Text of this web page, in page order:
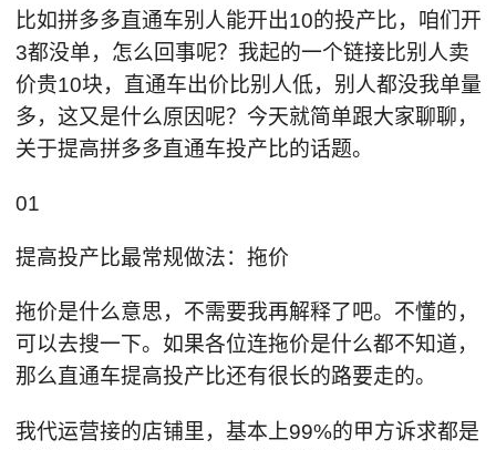
比如拼多多直通车别人能开出10的投产比，咱们开
3都没单，怎么回事呢？我起的一个链接比别人卖
价贵10块，直通车出价比别人低，别人都没我单量
多，这又是什么原因呢？今天就简单跟大家聊聊，
关于提高拼多多直通车投产比的话题。
01
提高投产比最常规做法：拖价
拖价是什么意思，不需要我再解释了吧。不懂的，
可以去搜一下。如果各位连拖价是什么都不知道，
那么直通车提高投产比还有很长的路要走的。
我代运营接的店铺里，基本上99%的甲方诉求都是